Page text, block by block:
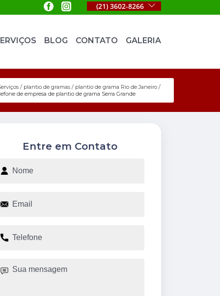
(21) 3602-8266
BLOG CONTATO GALERIA
plantio de gramas
plantio de grama Rio de Janeiro
de empresa de plantio de grama Serra Grande
Entre em Contato